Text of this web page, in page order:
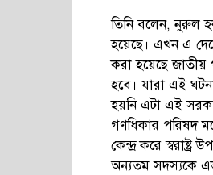
তিনি বলেন, নুরুল
হয়েছে। এখন এ
করা হয়েছে জাতীয়
হবে। যারা এই
হয়নি এটা এই
গণধিকার পরিষদ
কেন্দ্র করে
অন্যতম সদস্যকে